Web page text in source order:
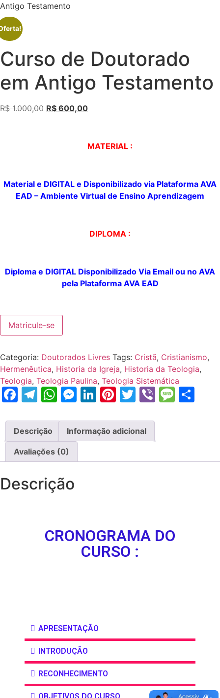
Antigo Testamento
Curso de Doutorado
em Antigo Testamento
R$1.000,00 R$ 600,00
MATERIAL :
Material e DIGITAL e Disponibilizado via Plataforma AVA
EAD – Ambiente Virtual de Ensino Aprendizagem
DIPLOMA :
Diploma e DIGITAL Disponibilizado Via Email ou no AVA
pela PlataformaAVA EAD
Matricule-se
Categoria: Doutorados Livres Tags: Cristã, Cristianismo,
Hermenêutica, Historia da Igreja, Historia da Teologia,
Teologia, Teologia Paulina, Teologia Sistemática
Facebook
Telegram
WhatsApp
Messenger
LinkedIn
Pinterest
Twitter
Viber
Descrição Informação adicional
Avaliações (0)
Descrição
CRONOGRAMA DO
CURSO :
APRESENTAÇÃO
INTRODUÇÃO
RECONHECIMENTO